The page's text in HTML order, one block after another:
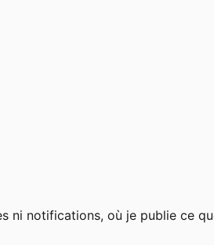
ni notifications, où je publie ce